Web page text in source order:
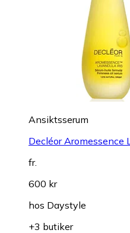
Ansiktsserum
Decléor Aromessence
fr.
600 kr
hos Daystyle
+3 butiker